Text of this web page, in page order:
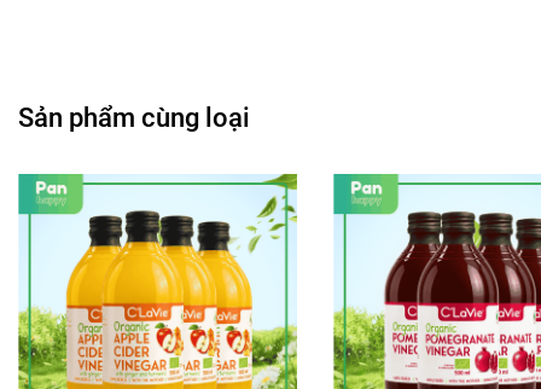
Sản phẩm cùng loại